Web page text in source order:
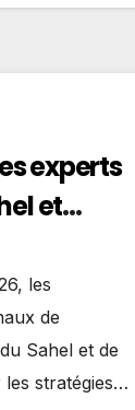
experts
et
les
de
Sahel et de
les stratégies…